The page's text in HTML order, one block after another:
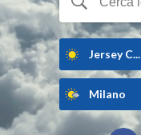
Jersey C...
Milano